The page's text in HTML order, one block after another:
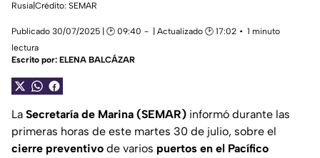
Rusia|Crédito: SEMAR
Publicado 30/07/2025 | 🕑 09:40 | Actualizado 🕑 17:02
1 minuto
lectura
Escrito por: ELENA BALCÁZAR
La Secretaría de Marina (SEMAR) informó durante las
primeras horas de este martes 30 de julio, sobre el
cierre preventivo de varios puertos en el Pacífico